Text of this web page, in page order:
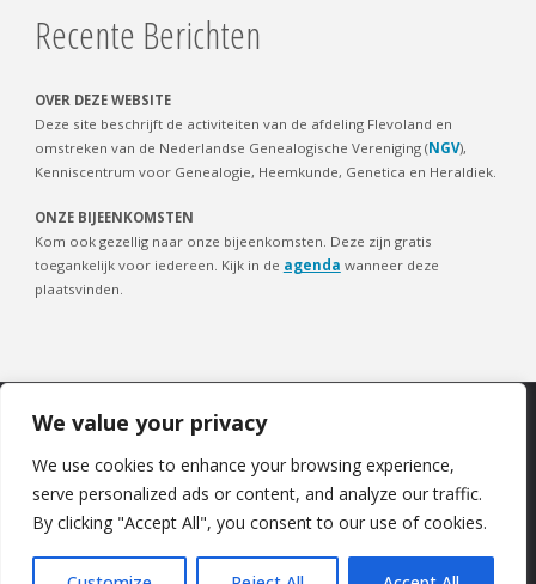
We value your privacy
We use cookies to enhance your browsing experience,
serve personalized ads or content, and analyze our traffic.
By clicking "Accept All", you consent to our use of cookies.
Recente Berichten
OVER DEZE WEBSITE
Deze site beschrijft de activiteiten van de afdeling Flevoland en
omstreken van de Nederlandse Genealogische Vereniging (NGV),
Kenniscentrum voor Genealogie, Heemkunde, Genetica en Heraldiek.
ONZE BIJEENKOMSTEN
Kom ook gezellig naar onze bijeenkomsten. Deze zijn gratis
toegankelijk voor iedereen. Kijk in de agenda wanneer deze
plaatsvinden.
COOKIEBELEID | PRIVACYBELEID | DISCLAIMER
©2024 NGV Flevoland